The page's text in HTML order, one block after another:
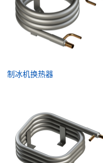
制冰机换热器